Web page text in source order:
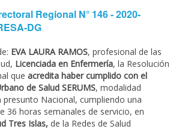
Regional N° 146 - 2020-
DG
EVA LAURA RAMOS, profesional de las
Licenciada en Enfermería, la Resolución
que acredita haber cumplido con el
de Salud SERUMS, modalidad
Nacional, cumpliendo una
36 horas semanales de servicio, en
Tres Islas, de la Redes de Salud